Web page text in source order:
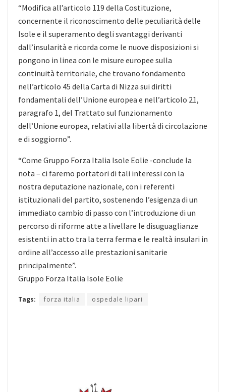
“Modifica all’articolo 119 della Costituzione,
concernente il riconoscimento delle peculiarità delle
Isole e il superamento degli svantaggi derivanti
dall’insularità e ricorda come le nuove disposizioni si
pongono in linea con le misure europee sulla
continuità territoriale, che trovano fondamento
nell’articolo 45 della Carta di Nizza sui diritti
fondamentali dell’Unione europea e nell’articolo 21,
paragrafo 1, del Trattato sul funzionamento
dell’Unione europea, relativi alla libertà di circolazione
e di soggiorno”.
“Come Gruppo Forza Italia Isole Eolie -conclude la
nota – ci faremo portatori di tali interessi con la
nostra deputazione nazionale, con i referenti
istituzionali del partito, sostenendo l’esigenza di un
immediato cambio di passo con l’introduzione di un
percorso di riforme atte a livellare le disuguaglianze
esistenti in atto tra la terra ferma e le realtà insulari in
ordine all’accesso alle prestazioni sanitarie
principalmente”.
Gruppo Forza Italia Isole Eolie
Tags: forza italia ospedale lipari